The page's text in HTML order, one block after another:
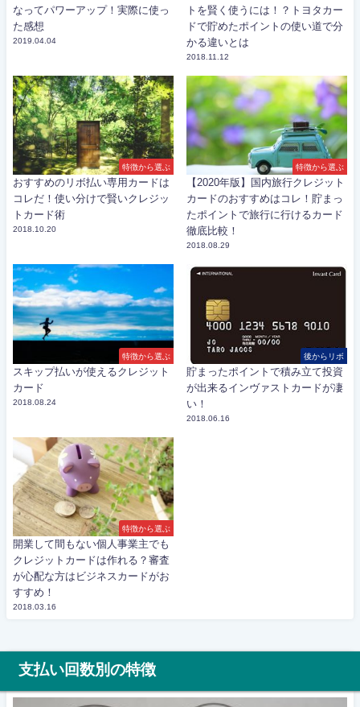
なってパワーアップ！実際に使っ
た感想
2019.04.04
トを賢く使うには！？トヨタカー
ドで貯めたポイントの使い道で分
かる違いとは
2018.11.12
特徴から選ぶ
おすすめのリボ払い専用カードは
コレだ！使い分けで賢いクレジッ
トカード術
2018.10.20
特徴から選ぶ
【2020年版】国内旅行クレジット
カードのおすすめはコレ！貯まっ
たポイントで旅行に行けるカード
徹底比較！
2018.08.29
特徴から選ぶ
スキップ払いが使えるクレジット
カード
2018.08.24
後からリボ
貯まったポイントで積み立て投資
が出来るインヴァストカードが凄
い！
2018.06.16
特徴から選ぶ
開業して間もない個人事業主でも
クレジットカードは作れる？審査
が心配な方はビジネスカードがお
すすめ！
2018.03.16
支払い回数別の特徴